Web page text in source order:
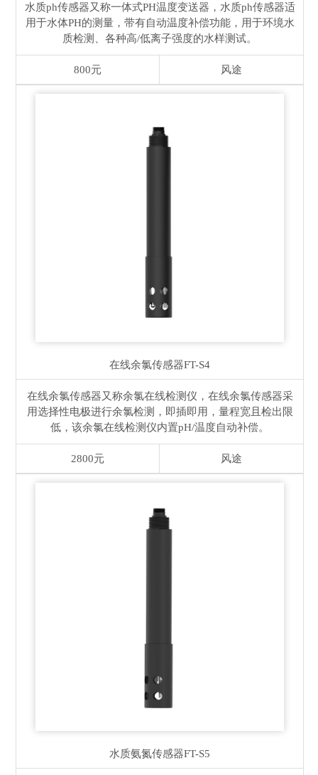
水质ph传感器又称一体式PH温度变送器，水质ph传感器适
用于水体PH的测量，带有自动温度补偿功能，用于环境水
质检测、各种高/低离子强度的水样测试。
800元 风途
在线余氯传感器FT-S4
在线余氯传感器又称余氯在线检测仪，在线余氯传感器采
用选择性电极进行余氯检测，即插即用，量程宽且检出限
低，该余氯在线检测仪内置pH/温度自动补偿。
2800元 风途
水质氨氮传感器FT-S5